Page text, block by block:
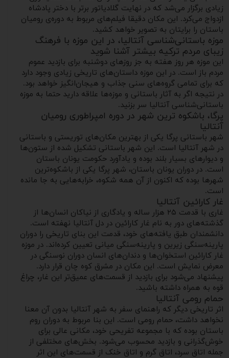
زیادی برگزار می‌شد که در نهایت گلادیاتور برتر با دختر پادشاه
ازدواج می‌کرد. این مکان دقیقا فیلم‌های مربوط به دوره‌ی رومیان
باستان را برایتان به تصویر خواهد کشید.
موزه باستانی‌شناسی آنتالیا، در این موزه با فرهنگ
زیبای مردم ترکیه بیشتر آشنا شوید
این موزه هر روز هفته به جز روزهای دوشنبه برای بازدید عموم
مردم باز است. در این موزه داستان‌های تاریخی زیادی وجود دارد
که برای تمامی گروه‌های سنی جذاب و هیجان‌انگیز خواهد بود.
در نتیجه اگر به آثار باستانی و موزه‌ها علاقه‌ دارید حتما به موزه
باستانی‌شناسی آنتالیا سر بزنید.
پرگا، باشکوه ترین شهر در دوره امپراطوری رومیان
آنتالیا
شهر باستانی پرگا یکی از بهترین مکان‌های توریستی و باستانی
در شهر آنتالیا است. این شهر باستانی تشکیل شده از ستون‌ها
و دیوارهای بسیار بلند بوده و یادآورد حکومت یونان باستان
است. در دوران یونان باستان، شهر پرگا یکی از باشکوه‌ترین
شهرها بوده که اکنون از آن همه شکوه، خرابه‌هایی به جا مانده
است.
غار کارائین آنتالیا
غاری با قدمت ۲۵ هزار ساله و یادگاری از نیاکان انسان‌ها از
گذشته‌های دور به نام غار کارائین در دل آنتالیا نهفته است.
دانشمندان طبق یافته‌های خود، قدمت این بنای تاریخی را دوران
پارینه‌سنگی زیرین و پارینه‌سنگی میانی تعیین کرده‌اند. در موزه
غار کارائین استخوان‌ها و دندان‌های انسان دوران نوسنگی در
معرض نمایش است. این مکان در مشرق کوه چان قرار دارد.
پیشنهاد می‌شود برای بازدید از قسمت‌های عمیق‌تر این غار، چراغ
قوه به همراه داشته باشید.
حمام رومی آنتالیا
اثر تاریخی دیگر که راهنمای سفر به شهر آنتالیا بدون آن معنا
نخواهد داشت، حمام رومی است. این بنا مربوط به دوران روم
باستان بوده که با مجموعه تفریحی خود، مکانی عالی برای
خوش‌گذرانی و بازدید محسوب می‌شود. بخش‌های مختلفی از
جمله اتاق سرد، اتاق گرم و اتاق خنک از قسمت‌های این اثر